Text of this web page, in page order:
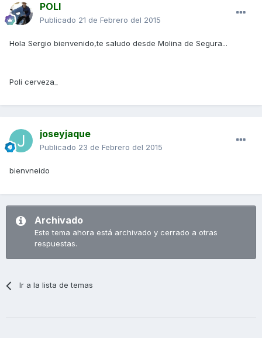
POLI
Publicado 21 de Febrero del 2015
Hola Sergio bienvenido,te saludo desde Molina de Segura...
Poli cerveza_
joseyjaque
Publicado 23 de Febrero del 2015
bienvneido
Archivado
Este tema ahora está archivado y cerrado a otras
respuestas.
Ir a la lista de temas